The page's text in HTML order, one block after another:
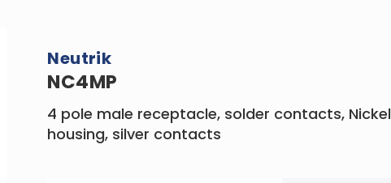
Neutrik
NC4MP
4 pole male receptacle, solder contacts, Nickel
housing, silver contacts